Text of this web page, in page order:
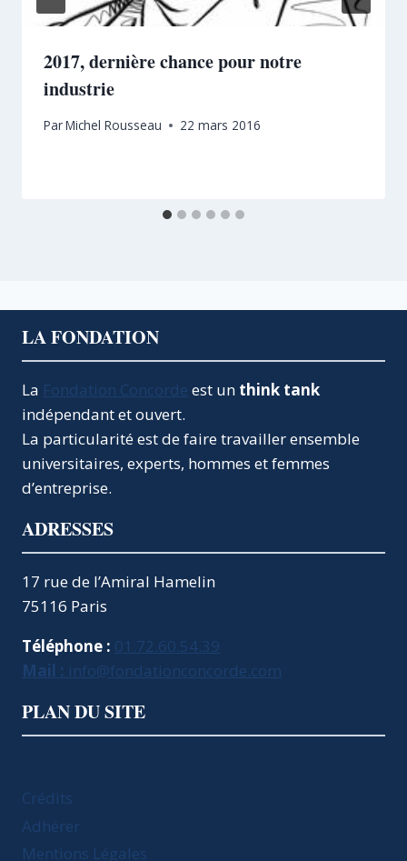
2017, dernière chance pour notre
industrie
ParMichel Rousseau 22 mars 2016
LA FONDATION
La Fondation Concorde est un think tank
indépendant et ouvert.
La particularité est de faire travailler ensemble
universitaires, experts, hommes et femmes
d’entreprise.
ADRESSES
17 rue de l’Amiral Hamelin
75116 Paris
Téléphone : 01.72.60.54.39
Mail : info@fondationconcorde.com
PLAN DU SITE
Crédits
Adhérer
Mentions Légales